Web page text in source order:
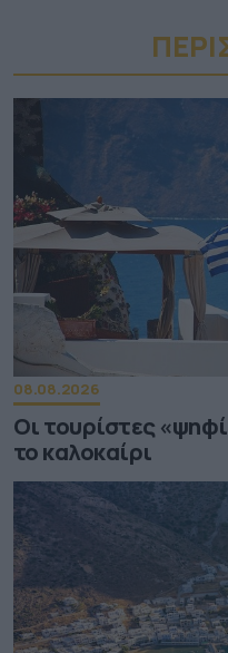
08.08.2026
Οι τουρίστες
το καλοκαίρι